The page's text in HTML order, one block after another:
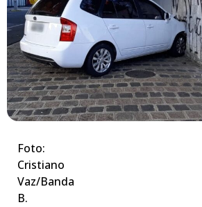
Foto:
Cristiano
Vaz/Banda
B.